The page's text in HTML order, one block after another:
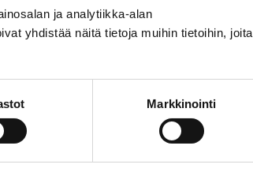
ja analytiikka-alan
yhdistää näitä tietoja muihin tietoihin, joita
Markkinointi
onkin ollut ehkä juuri